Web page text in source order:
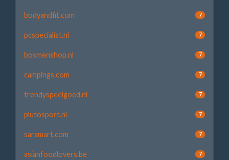
bodyandfit.com 7
pcspecialist.nl 7
bosmenshop.nl 7
campings.com 7
trendyspeelgoed.nl 7
plutosport.nl 7
saramart.com 7
asianfoodlovers.be 7